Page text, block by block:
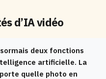
d’IA vidéo
deux fonctions
artificielle. La
quelle photo en